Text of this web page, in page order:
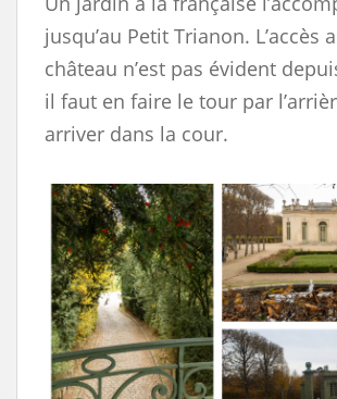
jusqu’au Petit Trianon. L’accès
château n’est pas évident
il faut en faire le tour par
arriver dans la cour.